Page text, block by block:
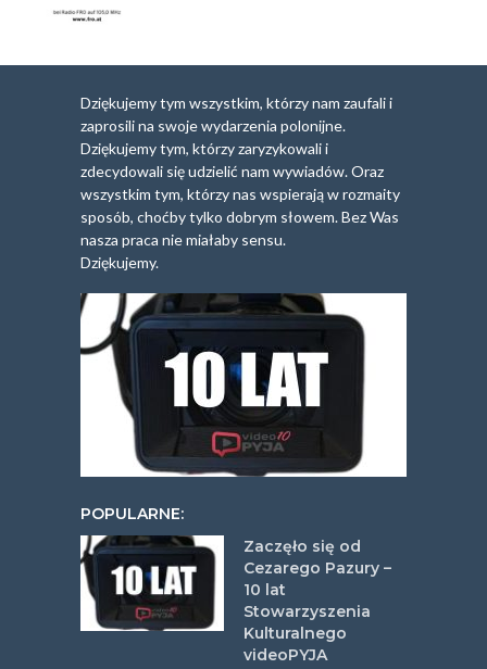
Dziękujemy tym wszystkim, którzy nam zaufali i
zaprosili na swoje wydarzenia polonijne.
Dziękujemy tym, którzy zaryzykowali i
zdecydowali się udzielić nam wywiadów. Oraz
wszystkim tym, którzy nas wspierają w rozmaity
sposób, choćby tylko dobrym słowem. Bez Was
nasza praca nie miałaby sensu.
Dziękujemy.
POPULARNE:
Zaczęło się od
Cezarego Pazury –
10 lat
Stowarzyszenia
Kulturalnego
videoPYJA